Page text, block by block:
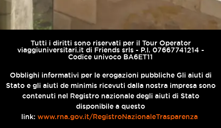
Tutti i diritti sono riservati per il Tour Operator
viaggiuniversitari.it di Friends srls - P.I. 07667741214 -
Codice univoco BA6ET11
Obblighi informativi per le erogazioni pubbliche Gli aiuti di
Stato e gli aiuti de minimis ricevuti dalla nostra impresa sono
contenuti nel Registro nazionale degli aiuti di Stato
disponibile a questo
link: www.rna.gov.it/RegistroNazionaleTrasparenza